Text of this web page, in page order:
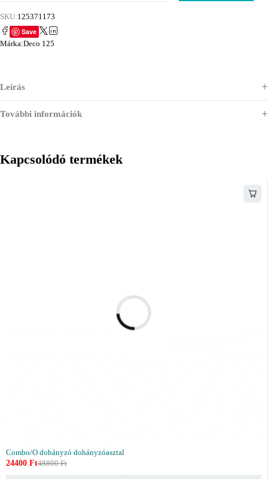
SKU:125371173
Save
Márka:Deco 125
Leírás
További információk
Kapcsolódó termékek
Combo/O dohányzó dohányzóasztal
48800Ft
24400 Ft